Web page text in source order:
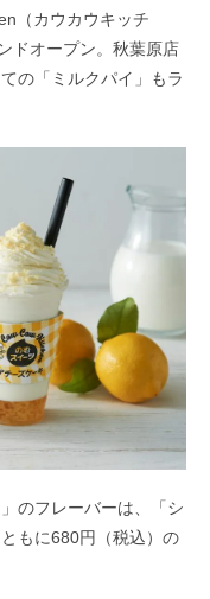
（カウカウキッチ
ドオープン。秋葉原店
の「ミルクパイ」もラ
のフレーバーは、「シ
もに680円（税込）の